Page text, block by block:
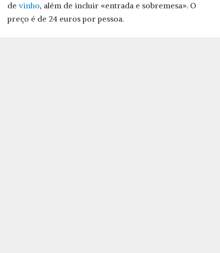
de vinho, além de incluir «entrada e sobremesa». O
preço é de 24 euros por pessoa.